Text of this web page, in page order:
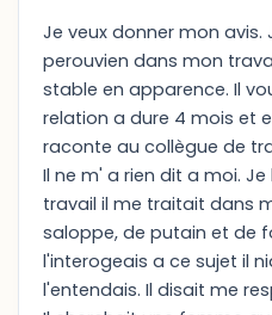
Je veux donner mon
perouvien dans mon
stable en apparence. Il
relation a dure 4 mois et
raconte au collègue de
Il ne m' a rien dit a moi.
travail il me traitait dans
saloppe, de putain et de
l'interogeais a ce sujet il
l'entendais. Il disait me